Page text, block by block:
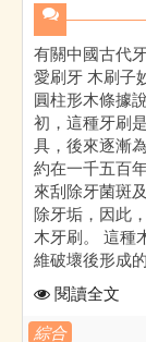
有關中國古代
愛刷牙 木刷子
圓柱形木條據
初，這種牙刷
具，後來逐漸
約在一千五百
來刮除牙菌斑
除牙垢，因此
木牙刷。 這種
維破壞後形成
閱讀全文
綜合